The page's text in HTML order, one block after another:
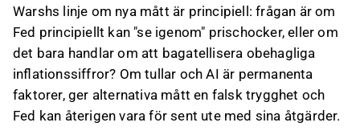
Warshs linje om nya mått är principiell: frågan är om
Fed principiellt kan "se igenom" prischocker, eller om
det bara handlar om att bagatellisera obehagliga
inflationssiffror? Om tullar och AI är permanenta
faktorer, ger alternativa mått en falsk trygghet och
Fed kan återigen vara för sent ute med sina åtgärder.